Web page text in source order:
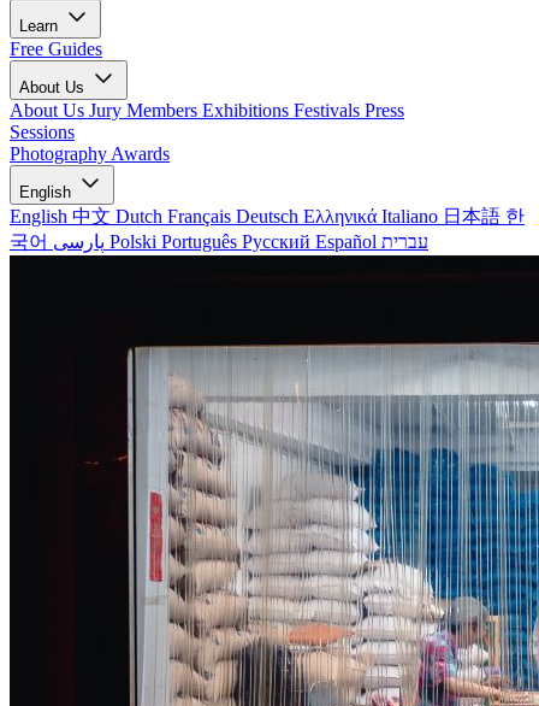
Learn
Free Guides
About Us
About Us Jury Members Exhibitions Festivals Press
Sessions
Photography Awards
English
English 中文 Dutch Français Deutsch Ελληνικά Italiano 日本語 한
국어
Polski Português Русский Español עברית